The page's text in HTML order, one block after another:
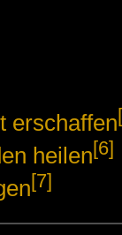
erschaffen
heilen[6]
[7]